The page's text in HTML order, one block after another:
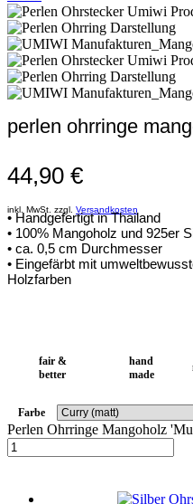
perlen ohrringe
44,90 €
inkl. MwSt. zzgl. Versandkosten
• Handgefertigt in Thailand
• 100% Mangoholz und 925er
• ca. 0,5 cm Durchmesser
• Eingefärbt mit
Holzfarben
fair &
better
hand
made
Farbe
Perlen Ohrringe Mangoholz